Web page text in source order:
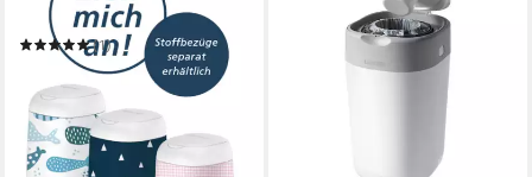
Dress-Up XL weiss mit
Nachfüllkassette
(1)
23,90 €
in 2-3 Werktagen bei dir